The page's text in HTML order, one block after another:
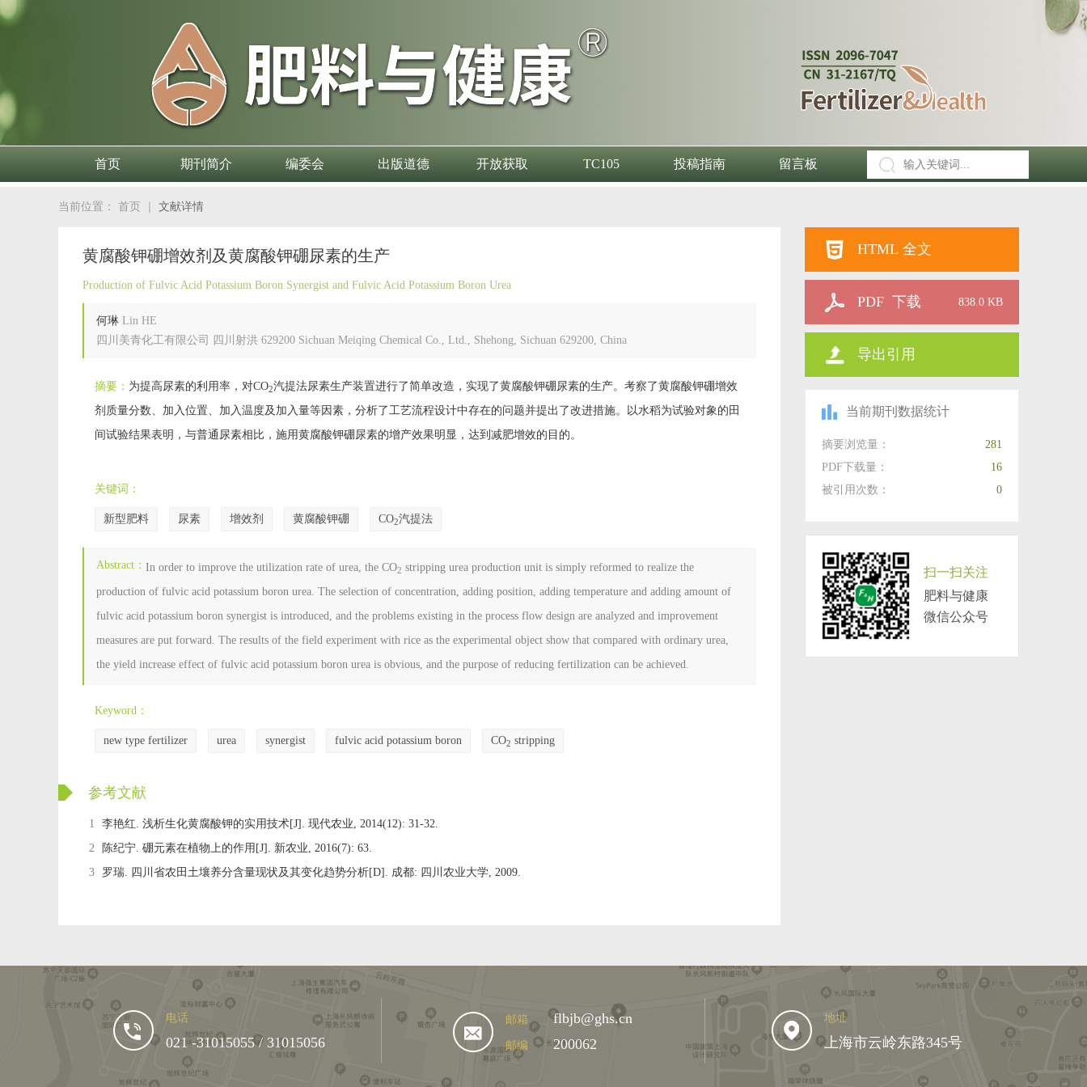
首页 期刊简介 编委会 出版道德 开放获取 TC105 投稿指南 留言板
当前位置： 首页 文献详情
黄腐酸钾硼增效剂及黄腐酸钾硼尿素的生产
Production of Fulvic Acid Potassium Boron Synergist and Fulvic Acid Potassium Boron Urea
何琳 Lin HE
四川美青化工有限公司 四川射洪 629200 Sichuan Meiqing Chemical Co., Ltd., Shehong, Sichuan 629200, China
摘要： 为提高尿素的利用率，对CO2汽提法尿素生产装置进行了简单改造，实现了黄腐酸钾硼尿素的生产。考察了黄腐酸钾硼增效
剂质量分数、加入位置、加入温度及加入量等因素，分析了工艺流程设计中存在的问题并提出了改进措施。以水稻为试验对象的田
间试验结果表明，与普通尿素相比，施用黄腐酸钾硼尿素的增产效果明显，达到减肥增效的目的。
关键词：
新型肥料 尿素 增效剂 黄腐酸钾硼 CO2汽提法
Abstract： In order to improve the utilization rate of urea, the CO2 stripping urea production unit is simply reformed to realize the
production of fulvic acid potassium boron urea. The selection of concentration, adding position, adding temperature and adding amount of
fulvic acid potassium boron synergist is introduced, and the problems existing in the process flow design are analyzed and improvement
measures are put forward. The results of the field experiment with rice as the experimental object show that compared with ordinary urea,
the yield increase effect of fulvic acid potassium boron urea is obvious, and the purpose of reducing fertilization can be achieved.
Keyword：
new type fertilizer urea synergist fulvic acid potassium boron CO2 stripping
ckwx
参考文献
1
李艳红. 浅析生化黄腐酸钾的实用技术[J]. 现代农业, 2014(12): 31-32.
2
陈纪宁. 硼元素在植物上的作用[J]. 新农业, 2016(7): 63.
3
罗瑞. 四川省农田土壤养分含量现状及其变化趋势分析[D]. 成都: 四川农业大学, 2009.
HTML 全文
PDF 下载 838.0 KB
导出引用
当前期刊数据统计
摘要浏览量：
281
PDF下载量：
16
被引用次数：
0
扫一扫关注
肥料与健康
微信公众号
电话
021 -31015055 / 31015056
邮箱 flbjb@ghs.cn
邮编 200062
地址
上海市云岭东路345号